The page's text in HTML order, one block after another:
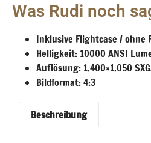
Was Rudi noch
Inklusive Flightcase / ohne
Helligkeit: 10000 ANSI
Auflösung: 1.400×1.050
Bildformat: 4:3
Beschreibung